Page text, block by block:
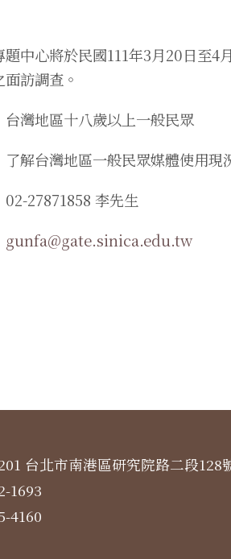
題中心將於民國111年3月20日至
訪調查。
台灣地區十八歲以上一般民眾
了解台灣地區一般民眾媒體使用現
02-27871858 李先生
gunfa@gate.sinica.edu.tw
台北市南港區研究院路二段128
1693
4160